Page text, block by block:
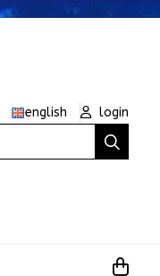
english
login